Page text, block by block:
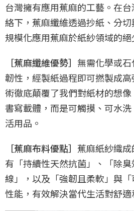
台灣擁有應用蕉麻的工藝。在
絡下，蕉麻纖維透過抄紙、分
規模化應用蕉麻於紙紗領域的絕
［蕉麻纖維優勢］ 無需化學或
韌性，經製紙過程即可撚製成
術徹底顛覆了我們對紙材的想
書寫載體，而是可觸摸、可水
活用品。
［蕉麻布料優點］ 蕉麻紙紗織
有「持續性天然抗菌」、「除
線」，以及「強韌且柔軟」與
性能，有效解決當代生活對舒適